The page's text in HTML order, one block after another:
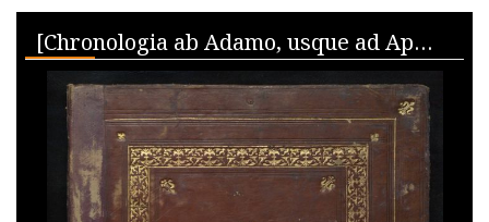
Media Viewer [Chronologia ab Adamo, usque ad Apostolos]]